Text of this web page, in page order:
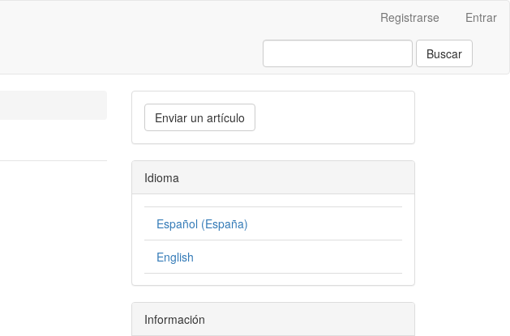
Registrarse Entrar
Buscar
Enviar un artículo
Idioma
Español (España)
English
Información